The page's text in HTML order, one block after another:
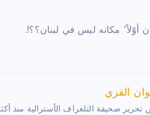
أوّلاً” مكانه ليس في لبنان؟؟!.
القزي
صحيفة التلغراف الأسترالية منذ أكثر من